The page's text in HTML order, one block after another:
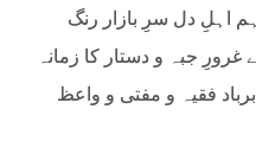
اہلِ دل سرِ بازار رنگ
غرورِ جبہ و دستار کا زمانہ
فقیہ و مفتی و واعظ